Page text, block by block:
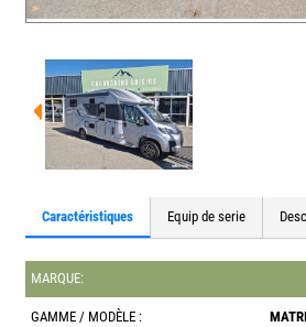
Caractéristiques Equip de serie
MARQUE:
GAMME / MODÈLE :